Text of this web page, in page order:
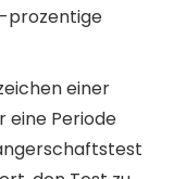
prozentige
einer
Periode